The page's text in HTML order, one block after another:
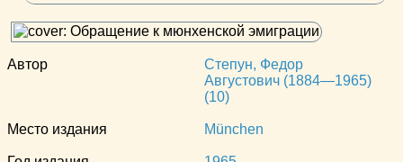
Автор
Степун, Федор
Августович (1884—1965)
(10)
Место издания München